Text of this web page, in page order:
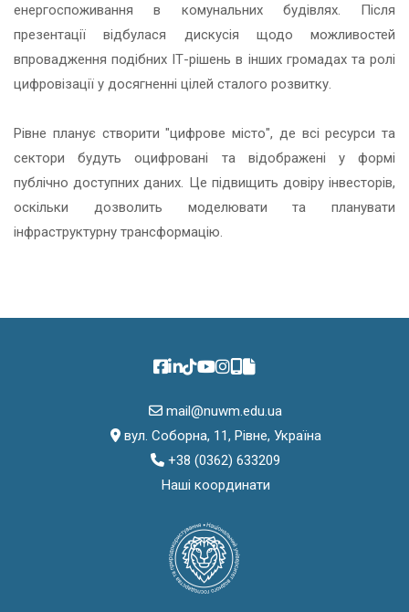
енергоспоживання в комунальних будівлях. Після
презентації відбулася дискусія щодо можливостей
впровадження подібних ІТ-рішень в інших громадах та ролі
цифровізації у досягненні цілей сталого розвитку.
Рівне планує створити "цифрове місто", де всі ресурси та
сектори будуть оцифровані та відображені у формі
публічно доступних даних. Це підвищить довіру інвесторів,
оскільки дозволить моделювати та планувати
інфраструктурну трансформацію.
mail@nuwm.edu.ua
вул. Соборна, 11, Рівне, Україна
+38 (0362) 633209
Наші координати